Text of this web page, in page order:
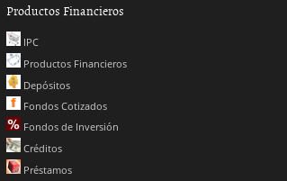
Productos Financieros
IPC
Productos Financieros
Depósitos
Fondos Cotizados
Fondos de Inversión
Créditos
Préstamos